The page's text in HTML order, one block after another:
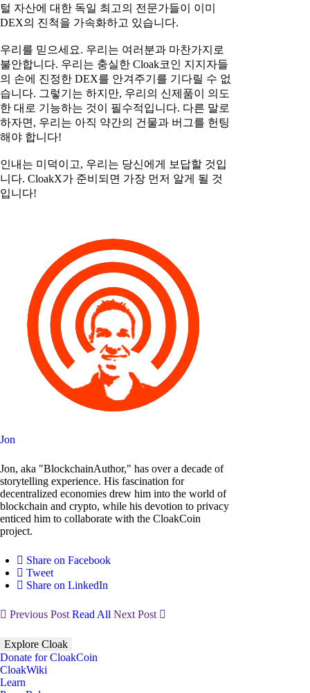
털 자산에 대한 독일 최고의 전문가들이 이미
DEX의 진척을 가속화하고 있습니다.
우리를 믿으세요. 우리는 여러분과 마찬가지로
불안합니다. 우리는 충실한 Cloak코인 지지자들
의 손에 진정한 DEX를 안겨주기를 기다릴 수 없
습니다. 그렇기는 하지만, 우리의 신제품이 의도
한 대로 기능하는 것이 필수적입니다. 다른 말로
하자면, 우리는 아직 약간의 건물과 버그를 헌팅
해야 합니다!
인내는 미덕이고, 우리는 당신에게 보답할 것입
니다. CloakX가 준비되면 가장 먼저 알게 될 것
입니다!
Jon
Jon, aka "BlockchainAuthor," has over a decade of
storytelling experience. His fascination for
decentralized economies drew him into the world of
blockchain and crypto, while his devotion to privacy
enticed him to collaborate with the CloakCoin
project.
Share on Facebook
Tweet
Share on LinkedIn
Previous Post Read All Next Post
Explore Cloak
Donate for CloakCoin
CloakWiki
Learn